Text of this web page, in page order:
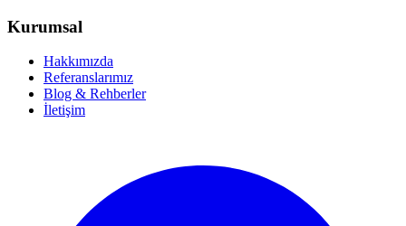
Kurumsal
Hakkımızda
Referanslarımız
Blog & Rehberler
İletişim